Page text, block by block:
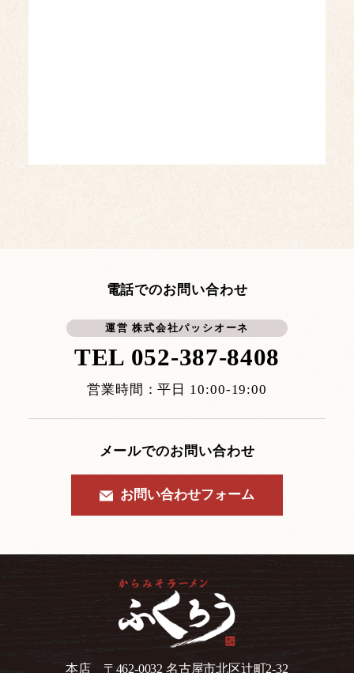
電話でのお問い合わせ
運営 株式会社パッシオーネ
TEL 052-387-8408
営業時間：平日 10:00-19:00
メールでのお問い合わせ
お問い合わせフォーム
本店 〒462-0032 名古屋市北区辻町2-32